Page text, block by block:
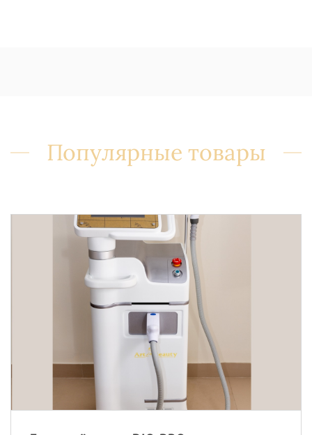
Популярные товары